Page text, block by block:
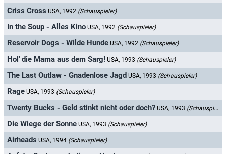
Criss Cross USA, 1992 (Schauspieler)
In the Soup - Alles Kino USA, 1992 (Schauspieler)
Reservoir Dogs - Wilde Hunde USA, 1992 (Schauspieler)
Hol' die Mama aus dem Sarg! USA, 1993 (Schauspieler)
The Last Outlaw - Gnadenlose Jagd USA, 1993 (Schauspieler)
Rage USA, 1993 (Schauspieler)
Twenty Bucks - Geld stinkt nicht oder doch? USA, 1993 (Schauspieler)
Die Wiege der Sonne USA, 1993 (Schauspieler)
Airheads USA, 1994 (Schauspieler)